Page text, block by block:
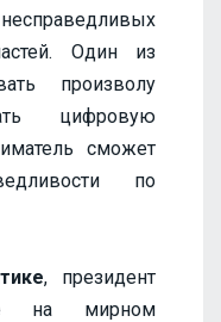
Один из
произволу
цифровую
сможет
по
, президент
на мирном